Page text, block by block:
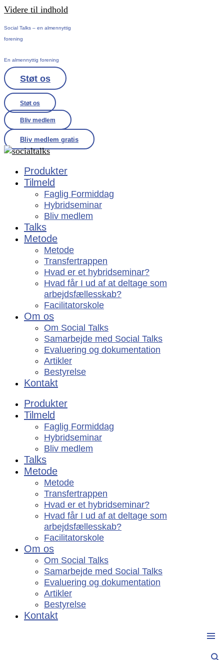
Videre til indhold
Social Talks – en almennyttig
forening
En almennyttig forening
Støt os
Støt os
Bliv medlem
Bliv medlem gratis
Produkter
Tilmeld
Faglig Formiddag
Hybridseminar
Bliv medlem
Talks
Metode
Metode
Transfertrappen
Hvad er et hybridseminar?
Hvad får I ud af at deltage som
arbejdsfællesskab?
Facilitatorskole
Om os
Om Social Talks
Samarbejde med Social Talks
Evaluering og dokumentation
Artikler
Bestyrelse
Kontakt
Produkter
Tilmeld
Faglig Formiddag
Hybridseminar
Bliv medlem
Talks
Metode
Metode
Transfertrappen
Hvad er et hybridseminar?
Hvad får I ud af at deltage som
arbejdsfællesskab?
Facilitatorskole
Om os
Om Social Talks
Samarbejde med Social Talks
Evaluering og dokumentation
Artikler
Bestyrelse
Kontakt